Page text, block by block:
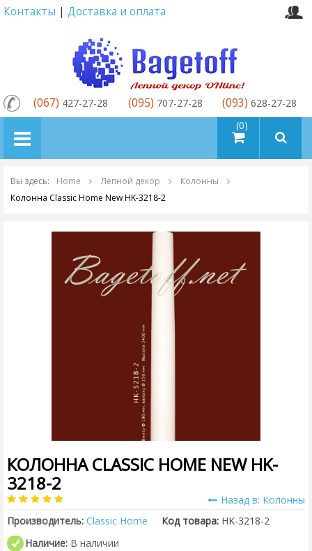
Контакты | Доставка и оплата
товаров (0)
(067) 427-27-28 (095) 707-27-28 (093) 628-27-28
Вы здесь: Home Лепной декор
Колонны
Колонна Classic Home New HK-3218-2
КОЛОННА CLASSIC HOME NEW HK-
3218-2
Назад в: Колонны
Производитель: Classic Home Код товара: HK-3218-2
Наличие: В наличии